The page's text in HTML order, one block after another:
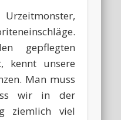
gepflegten
kennt unsere
Man muss
wir in der
ziemlich viel